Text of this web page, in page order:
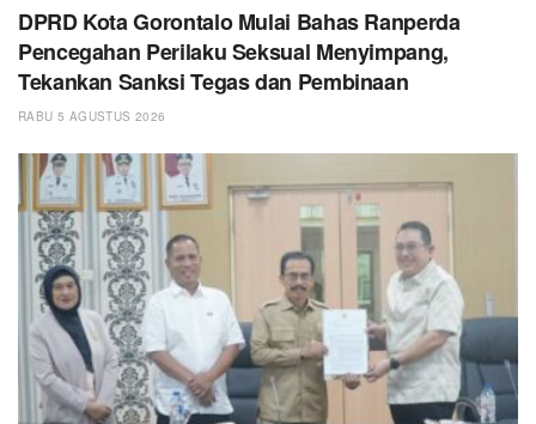
DPRD Kota Gorontalo Mulai Bahas Ranperda
Pencegahan Perilaku Seksual Menyimpang,
Tekankan Sanksi Tegas dan Pembinaan
RABU 5 AGUSTUS 2026